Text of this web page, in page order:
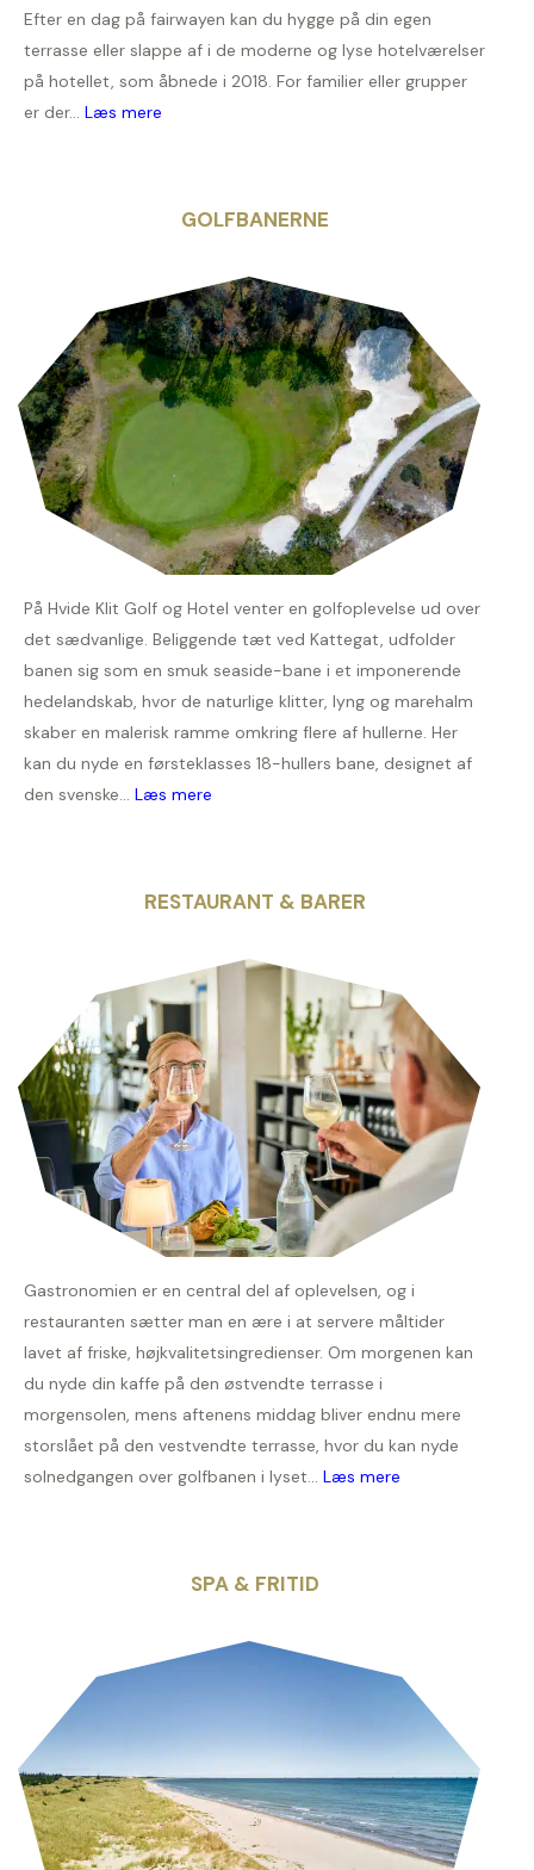
Efter en dag på fairwayen kan du hygge på din egen
terrasse eller slappe af i de moderne og lyse hotelværelser
på hotellet, som åbnede i 2018. For familier eller grupper
er der... Læs mere
GOLFBANERNE
På Hvide Klit Golf og Hotel venter en golfoplevelse ud over
det sædvanlige. Beliggende tæt ved Kattegat, udfolder
banen sig som en smuk seaside-bane i et imponerende
hedelandskab, hvor de naturlige klitter, lyng og marehalm
skaber en malerisk ramme omkring flere af hullerne. Her
kan du nyde en førsteklasses 18-hullers bane, designet af
den svenske... Læs mere
RESTAURANT & BARER
Gastronomien er en central del af oplevelsen, og i
restauranten sætter man en ære i at servere måltider
lavet af friske, højkvalitetsingredienser. Om morgenen kan
du nyde din kaffe på den østvendte terrasse i
morgensolen, mens aftenens middag bliver endnu mere
storslået på den vestvendte terrasse, hvor du kan nyde
solnedgangen over golfbanen i lyset... Læs mere
SPA & FRITID